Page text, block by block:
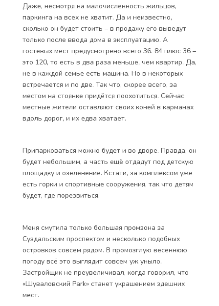
Даже, несмотря на малочисленность жильцов,
паркинга на всех не хватит. Да и неизвестно,
сколько он будет стоить – в продажу его выведут
только после ввода дома в эксплуатацию. А
гостевых мест предусмотрено всего 36. 84 плюс 36 –
это 120, то есть в два раза меньше, чем квартир. Да,
не в каждой семье есть машина. Но в некоторых
встречается и по две. Так что, скорее всего, за
местом на стоянке придётся поохотиться. Сейчас
местные жители оставляют своих коней в карманах
вдоль дорог, и их едва хватает.
Припарковаться можно будет и во дворе. Правда, он
будет небольшим, а часть ещё отдадут под детскую
площадку и озеленение. Кстати, за комплексом уже
есть горки и спортивные сооружения, так что детям
будет, где порезвиться.
Меня смутила только большая промзона за
Суздальским проспектом и несколько подобных
островков совсем рядом. В промозглую весеннюю
погоду всё это выглядит совсем уж уныло.
Застройщик не преувеличивал, когда говорил, что
«Шуваловский Park» станет украшением здешних
мест.